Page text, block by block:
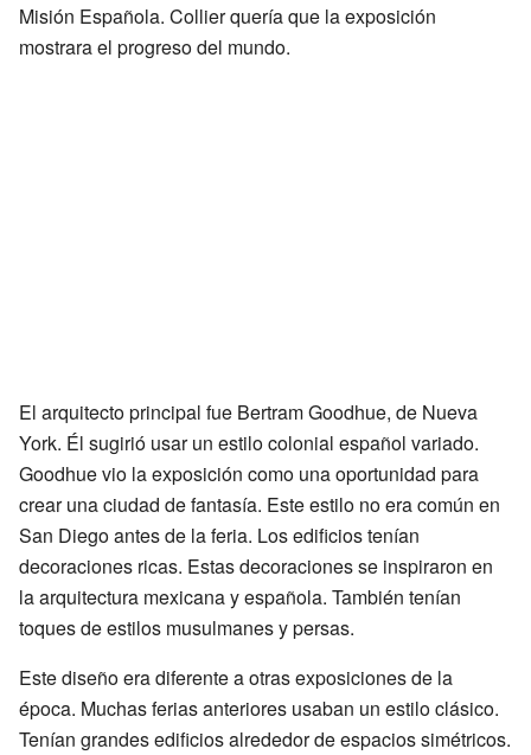
Misión Española. Collier quería que la exposición
mostrara el progreso del mundo.
El arquitecto principal fue Bertram Goodhue, de Nueva
York. Él sugirió usar un estilo colonial español variado.
Goodhue vio la exposición como una oportunidad para
crear una ciudad de fantasía. Este estilo no era común en
San Diego antes de la feria. Los edificios tenían
decoraciones ricas. Estas decoraciones se inspiraron en
la arquitectura mexicana y española. También tenían
toques de estilos musulmanes y persas.
Este diseño era diferente a otras exposiciones de la
época. Muchas ferias anteriores usaban un estilo clásico.
Tenían grandes edificios alrededor de espacios simétricos.